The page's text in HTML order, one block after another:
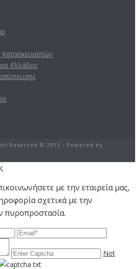
Ελλάδος
Reserved © 2015 - Powered by
με την εταιρεία μας,
σχετικά με την
πυροπροστασία.
Not